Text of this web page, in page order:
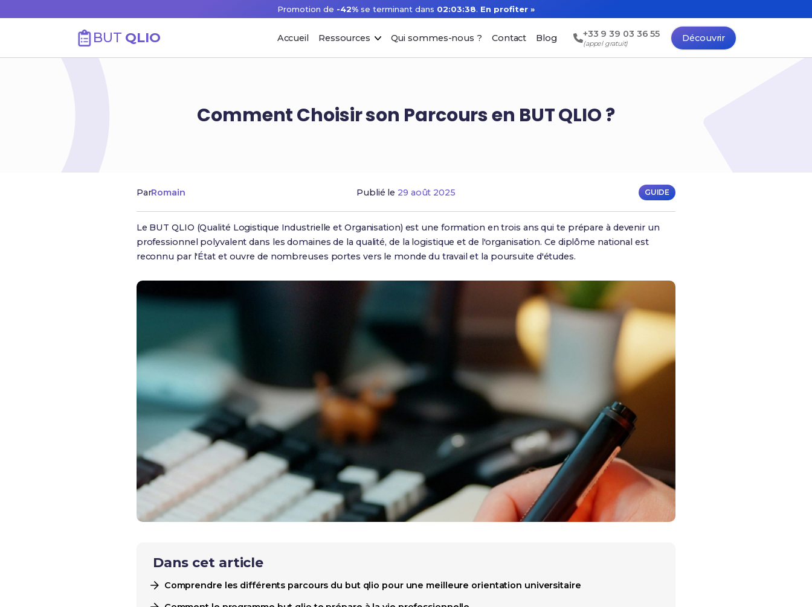
Promotion de -42% se terminant dans 02:03:37. En profiter »
BUT QLIO Accueil Ressources Qui sommes-nous ? Contact Blog +33 9 39 03 36 55
(appel gratuit)
Découvrir
Comment Choisir son Parcours en BUT QLIO ?
ParRomain Publié le 29 août 2025 GUIDE
Le BUT QLIO (Qualité Logistique Industrielle et Organisation) est une formation en trois ans qui te prépare à devenir un
professionnel polyvalent dans les domaines de la qualité, de la logistique et de l'organisation. Ce diplôme national est
reconnu par l'État et ouvre de nombreuses portes vers le monde du travail et la poursuite d'études.
Dans cet article
Comprendre les différents parcours du but qlio pour une meilleure orientation universitaire